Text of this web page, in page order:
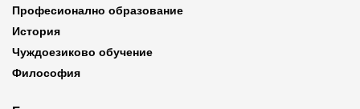
Професионално образование
История
Чуждоезиково обучение
Философия